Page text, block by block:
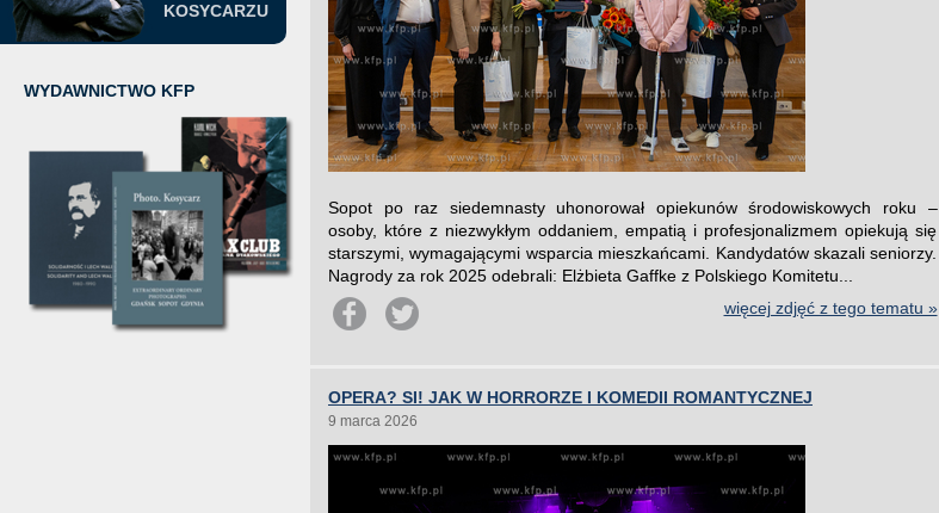
KOSYCARZU
WYDAWNICTWO KFP
Sopot po raz siedemnasty uhonorował opiekunów środowiskowych roku –
osoby, które z niezwykłym oddaniem, empatią i profesjonalizmem opiekują się
starszymi, wymagającymi wsparcia mieszkańcami. Kandydatów skazali seniorzy.
Nagrody za rok 2025 odebrali: Elżbieta Gaffke z Polskiego Komitetu...
więcej zdjęć z tego tematu »
OPERA? SI! JAK W HORRORZE I KOMEDII ROMANTYCZNEJ
9 marca 2026